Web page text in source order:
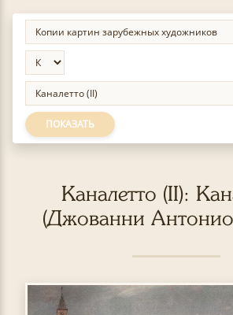
ПОКАЗАТЬ
Каналетто (II):
(Джованни